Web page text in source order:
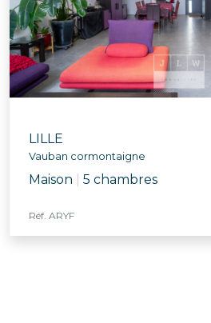
LILLE
Vauban cormontaigne
Maison 5 chambres
Réf. ARYF